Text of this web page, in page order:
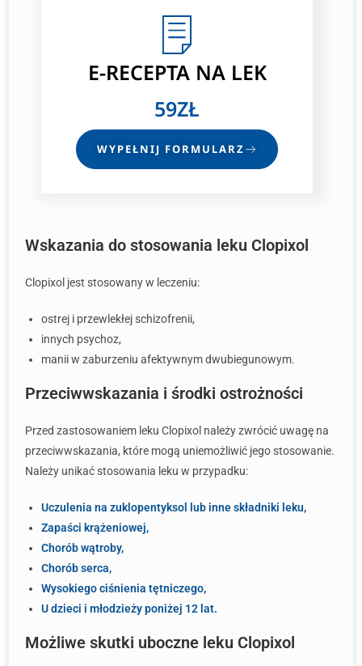
E-RECEPTANA LEK
59ZŁ
WYPEŁNIJ FORMULARZ
Wskazania do stosowania leku Clopixol
Clopixol jest stosowany w leczeniu:
ostrej i przewlekłej schizofrenii,
innych psychoz,
manii w zaburzeniu afektywnym dwubiegunowym.
Przeciwwskazania i środki ostrożności
Przed zastosowaniem leku Clopixol należy zwrócić uwagę na
przeciwwskazania, które mogą uniemożliwić jego stosowanie.
Należy unikać stosowania leku w przypadku:
Uczulenia na zuklopentyksol lub inne składniki leku,
Zapaści krążeniowej,
Chorób wątroby,
Chorób serca,
Wysokiego ciśnienia tętniczego,
U dzieci i młodzieży poniżej 12 lat.
Możliwe skutki uboczne leku Clopixol